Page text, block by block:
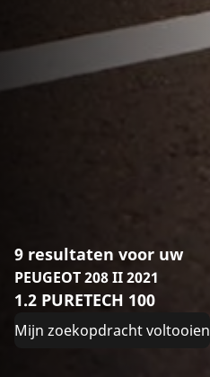
9 resultaten voor uw
PEUGEOT 208 II 2021
1.2 PURETECH 100
Mijn zoekopdracht voltooien